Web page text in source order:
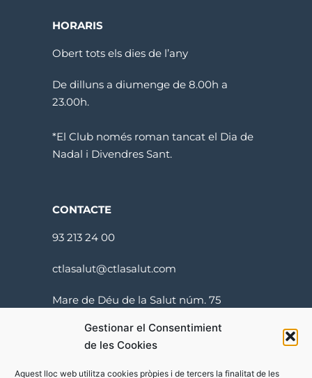
Gestionar el Consentimient
de les Cookies
Aquest lloc web utilitza cookies pròpies i de tercers la finalitat de les
HORARIS
Obert tots els dies de l’any
De dilluns a diumenge de 8.00h a
23.00h.
*El Club només roman tancat el Dia de
Nadal i Divendres Sant.
CONTACTE
93 213 24 00
ctlasalut@ctlasalut.com
Mare de Déu de la Salut núm. 75